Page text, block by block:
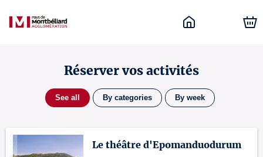
Réserver vos activités
See all By categories By week
Le théâtre d'Epomanduodurum